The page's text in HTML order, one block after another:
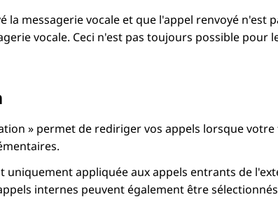
la messagerie vocale et que l'appel renvoyé n'est
vocale. Ceci n'est pas toujours possible pour
» permet de rediriger vos appels lorsque
uniquement appliquée aux appels entrants de
internes peuvent également être